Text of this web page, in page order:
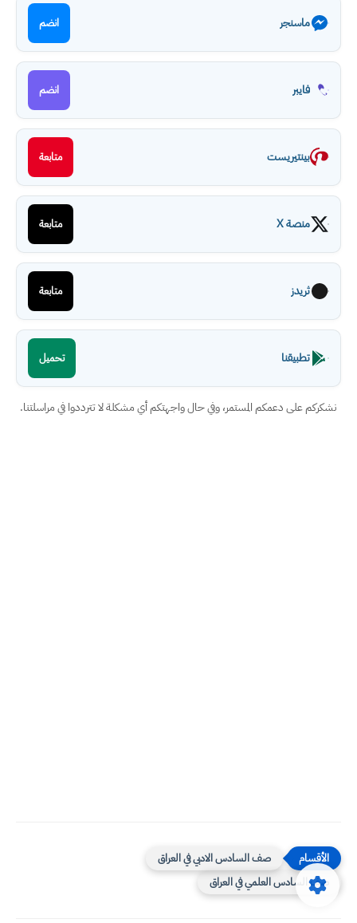
ماسنجر انضم
فايبر انضم
بينتيريست متابعة
منصة X متابعة
ثريدز متابعة
تطبيقنا تحميل
نشكركم على دعمكم المستمر، وفي حال واجهتكم أي مشكلة لا تترددوا في مراسلتنا.
صف السادس الادبي في العراق
صف السادس العلمي في العراق